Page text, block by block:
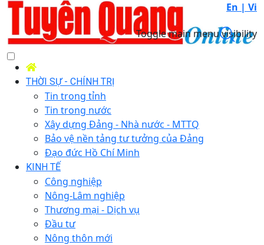
En | Vi
Toggle main menu visibility
THỜI SỰ - CHÍNH TRỊ
Tin trong tỉnh
Tin trong nước
Xây dựng Đảng - Nhà nước - MTTQ
Bảo vệ nền tảng tư tưởng của Đảng
Đạo đức Hồ Chí Minh
KINH TẾ
Công nghiệp
Nông-Lâm nghiệp
Thương mại - Dịch vụ
Đầu tư
Nông thôn mới